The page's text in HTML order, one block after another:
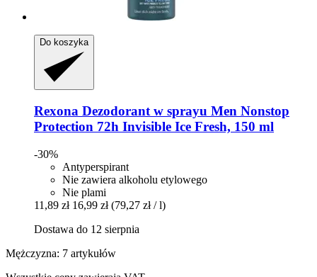
Do koszyka
Rexona Dezodorant w sprayu Men Nonstop
Protection 72h Invisible Ice Fresh, 150 ml
-30%
Antyperspirant
Nie zawiera alkoholu etylowego
Nie plami
11,89 zł 16,99 zł (79,27 zł / l)
Dostawa do 12 sierpnia
Mężczyzna: 7 artykułów